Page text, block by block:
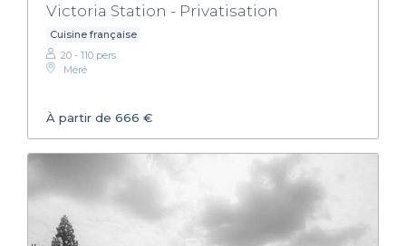
Victoria Station - Privatisation
Cuisine française
20 - 110 pers.
Méré
À partir de 666 €